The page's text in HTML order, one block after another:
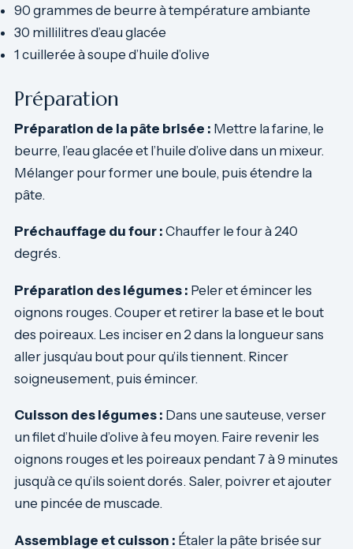
90 grammes de beurre à température ambiante
30 millilitres d’eau glacée
1 cuillerée à soupe d’huile d’olive
Préparation
Préparation de la pâte brisée : Mettre la farine, le
beurre, l’eau glacée et l’huile d’olive dans un mixeur.
Mélanger pour former une boule, puis étendre la
pâte.
Préchauffage du four : Chauffer le four à 240
degrés.
Préparation des légumes : Peler et émincer les
oignons rouges. Couper et retirer la base et le bout
des poireaux. Les inciser en 2 dans la longueur sans
aller jusqu’au bout pour qu’ils tiennent. Rincer
soigneusement, puis émincer.
Cuisson des légumes : Dans une sauteuse, verser
un filet d’huile d’olive à feu moyen. Faire revenir les
oignons rouges et les poireaux pendant 7 à 9 minutes
jusqu’à ce qu’ils soient dorés. Saler, poivrer et ajouter
une pincée de muscade.
Assemblage et cuisson : Étaler la pâte brisée sur